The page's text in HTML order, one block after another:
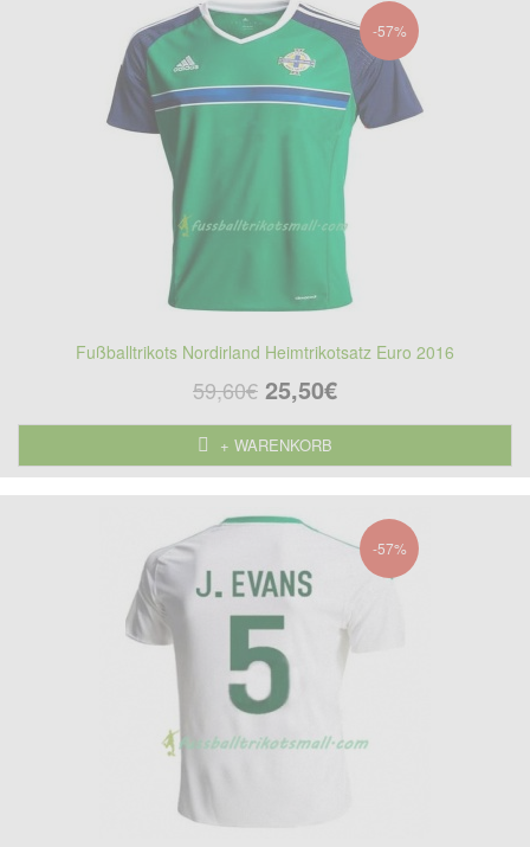
-57%
Fußballtrikots Nordirland Heimtrikotsatz Euro 2016
59,60€ 25,50€
+ WARENKORB
-57%